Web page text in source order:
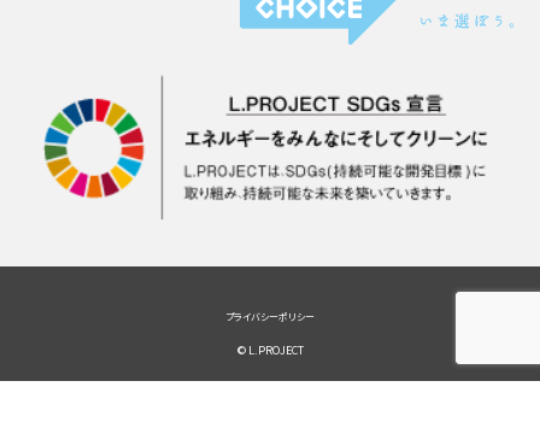
プライバシーポリシー
© L.PROJECT